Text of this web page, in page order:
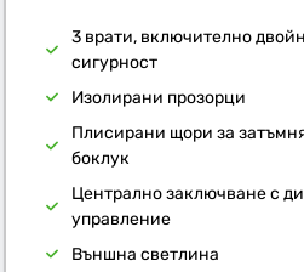
3 врати, включително
сигурност
Изолирани прозорци
Плисирани щори за
боклук
Централно заключване с
управление
Външна светлина